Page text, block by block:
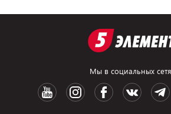
Мы в социальных